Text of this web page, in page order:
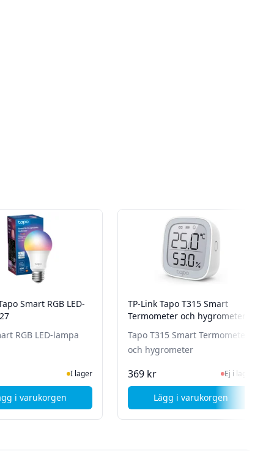
för senaste status
- Multicolor - E14
Smart RGB LED-
RGB LED-lampa
I lager
i varukorgen
, TP-Link Tapo Smart RGB LED-lampa E27
TP-Link Tapo T315 Smart
Termometer och hygrometer
Tapo T315 Smart Termometer
och hygrometer
369 kr Ej i lager, besök
Ej i lager
Lägg i varukorgen
, TP-Link Tapo